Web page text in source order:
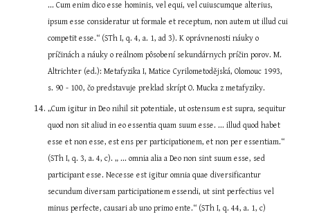
... Cum enim dico esse hominis, vel equi, vel cuiuscumque alterius,
ipsum esse consideratur ut formale et receptum, non autem ut illud cui
competit esse.“ (STh I, q. 4, a. 1, ad 3). K oprávnenosti náuky o
príčinách a náuky o reálnom pôsobení sekundárnych príčin porov. M.
Altrichter (ed.): Metafyzika I, Matice Cyrilometodějská, Olomouc 1993,
s. 90 - 100, čo predstavuje preklad skrípt O. Mucka z metafyziky.
„Cum igitur in Deo nihil sit potentiale, ut ostensum est supra, sequitur
quod non sit aliud in eo essentia quam suum esse. ... illud quod habet
esse et non esse, est ens per participationem, et non per essentiam.“
(STh I, q. 3, a. 4, c). „ ... omnia alia a Deo non sint suum esse, sed
participant esse. Necesse est igitur omnia quae diversificantur
secundum diversam participationem essendi, ut sint perfectius vel
minus perfecte, causari ab uno primo ente.“ (STh I, q. 44, a. 1, c)